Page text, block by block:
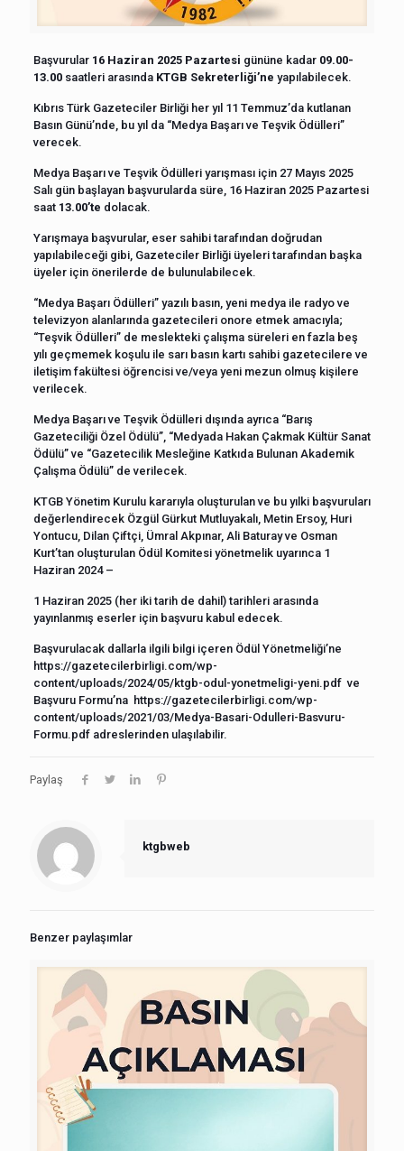
Başvurular 16 Haziran 2025 Pazartesi gününe kadar 09.00-
13.00saatleri arasında KTGB Sekreterliği’ne yapılabilecek.
Kıbrıs Türk Gazeteciler Birliği her yıl 11 Temmuz’da kutlanan
Basın Günü’nde, bu yıl da “Medya Başarı ve Teşvik Ödülleri”
verecek.
Medya Başarı ve Teşvik Ödülleri yarışması için 27 Mayıs 2025
Salı gün başlayan başvurularda süre, 16 Haziran 2025 Pazartesi
saat 13.00’te dolacak.
Yarışmaya başvurular, eser sahibi tarafından doğrudan
yapılabileceği gibi, Gazeteciler Birliği üyeleri tarafından başka
üyeler için önerilerde de bulunulabilecek.
“Medya Başarı Ödülleri” yazılı basın, yeni medya ile radyo ve
televizyon alanlarında gazetecileri onore etmek amacıyla;
“Teşvik Ödülleri” de meslekteki çalışma süreleri en fazla beş
yılı geçmemek koşulu ile sarı basın kartı sahibi gazetecilere ve
iletişim fakültesi öğrencisi ve/veya yeni mezun olmuş kişilere
verilecek.
Medya Başarı ve Teşvik Ödülleri dışında ayrıca “Barış
Gazeteciliği Özel Ödülü”, “Medyada Hakan Çakmak Kültür Sanat
Ödülü” ve “Gazetecilik Mesleğine Katkıda Bulunan Akademik
Çalışma Ödülü” de verilecek.
KTGB Yönetim Kurulu kararıyla oluşturulan ve bu yılki başvuruları
değerlendirecek Özgül Gürkut Mutluyakalı, Metin Ersoy, Huri
Yontucu, Dilan Çiftçi, Ümral Akpınar, Ali Baturay ve Osman
Kurt’tan oluşturulan Ödül Komitesi yönetmelik uyarınca 1
Haziran 2024 –
1 Haziran 2025 (her iki tarih de dahil) tarihleri arasında
yayınlanmış eserler için başvuru kabul edecek.
Başvurulacak dallarla ilgili bilgi içeren Ödül Yönetmeliği’ne
https://gazetecilerbirligi.com/wp-
content/uploads/2024/05/ktgb-odul-yonetmeligi-yeni.pdfve
Başvuru Formu’na https://gazetecilerbirligi.com/wp-
content/uploads/2021/03/Medya-Basari-Odulleri-Basvuru-
Formu.pdfadreslerinden ulaşılabilir.
Paylaş
ktgbweb
Benzer paylaşımlar